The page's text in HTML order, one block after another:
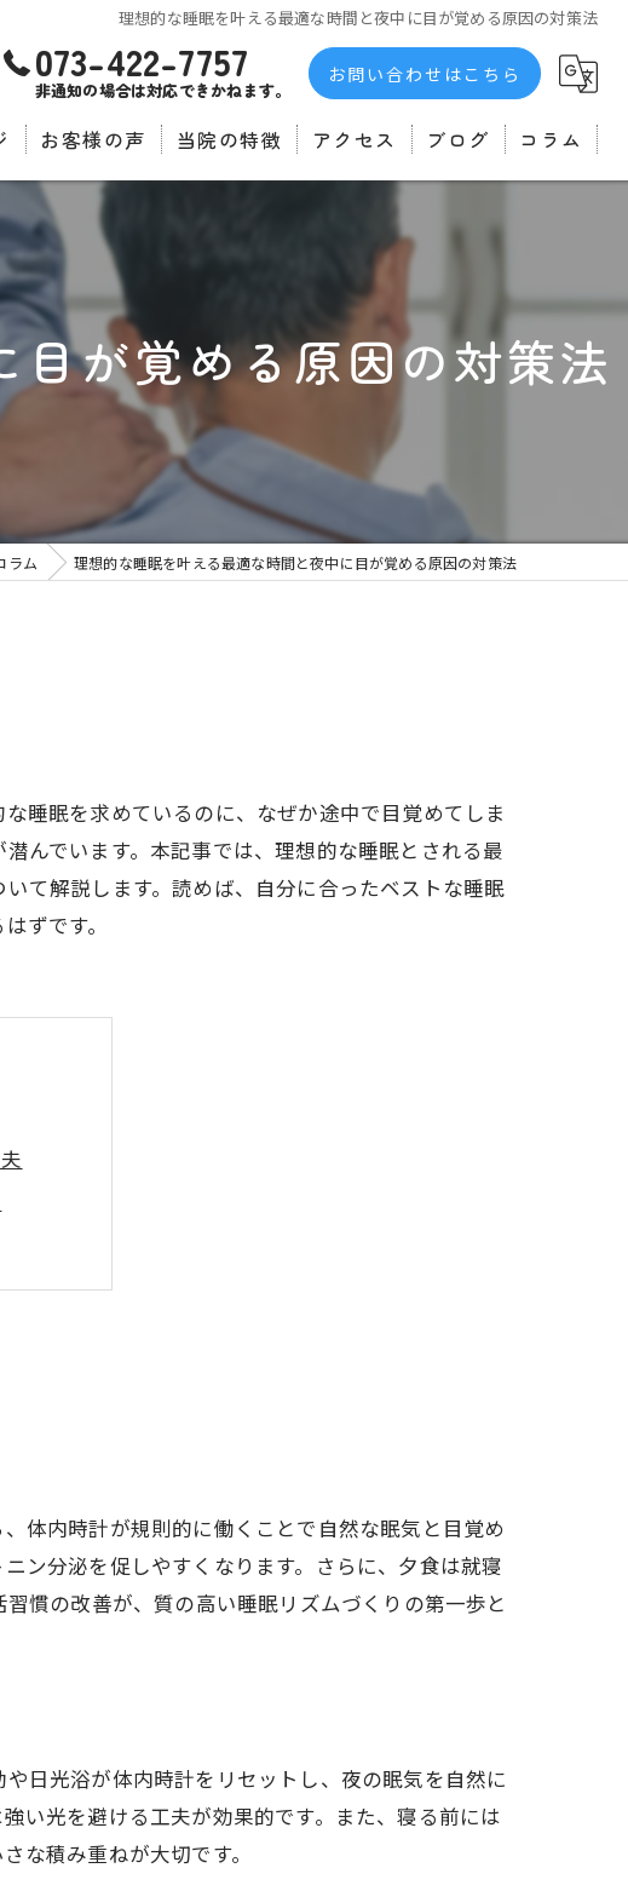
理想的な睡眠を叶える最適な時間と夜中に目が覚める原因の対策法
073-422-7757
非通知の場合は対応できかねます。
お問い合わせはこちら
お客様の声
推薦者の声
当院の特徴
腰痛
アクセス ブログ コラム
が覚める原因の対策法
ラム 理想的な睡眠を叶える最適な時間と夜中に目が覚める原因の対策法
睡眠を求めているのに、なぜか途中で目覚めてしま
んでいます。本記事では、理想的な睡眠とされる最
て解説します。読めば、自分に合ったベストな睡眠
ずです。
方
え方
ト
体内時計が規則的に働くことで自然な眠気と目覚め
ン分泌を促しやすくなります。さらに、夕食は就寝
慣の改善が、質の高い睡眠リズムづくりの第一歩と
日光浴が体内時計をリセットし、夜の眠気を自然に
い光を避ける工夫が効果的です。また、寝る前には
な積み重ねが大切です。